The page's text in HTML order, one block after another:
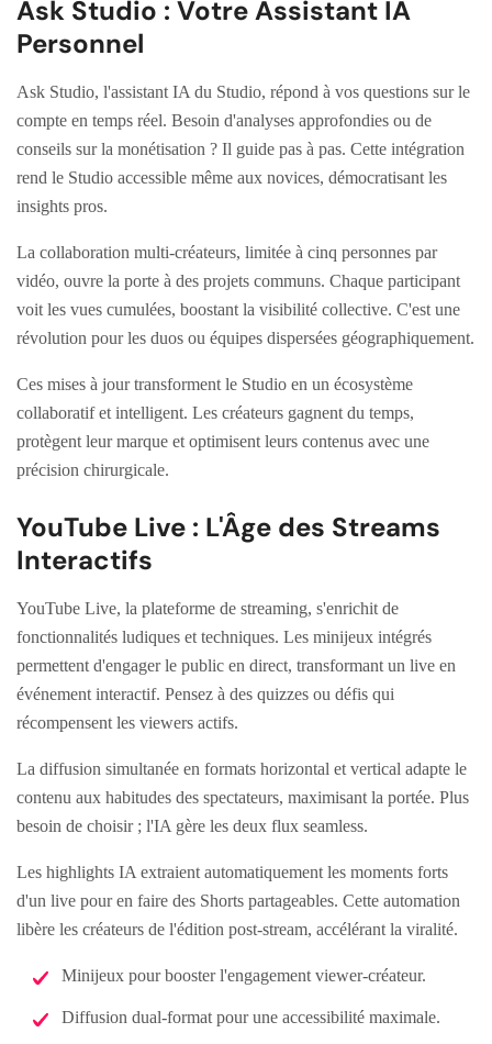
Ask Studio : Votre Assistant IA
Personnel
Ask Studio, l'assistant IA du Studio, répond à vos questions sur le
compte en temps réel. Besoin d'analyses approfondies ou de
conseils sur la monétisation ? Il guide pas à pas. Cette intégration
rend le Studio accessible même aux novices, démocratisant les
insights pros.
La collaboration multi-créateurs, limitée à cinq personnes par
vidéo, ouvre la porte à des projets communs. Chaque participant
voit les vues cumulées, boostant la visibilité collective. C'est une
révolution pour les duos ou équipes dispersées géographiquement.
Ces mises à jour transforment le Studio en un écosystème
collaboratif et intelligent. Les créateurs gagnent du temps,
protègent leur marque et optimisent leurs contenus avec une
précision chirurgicale.
YouTube Live : L'Âge des Streams
Interactifs
YouTube Live, la plateforme de streaming, s'enrichit de
fonctionnalités ludiques et techniques. Les minijeux intégrés
permettent d'engager le public en direct, transformant un live en
événement interactif. Pensez à des quizzes ou défis qui
récompensent les viewers actifs.
La diffusion simultanée en formats horizontal et vertical adapte le
contenu aux habitudes des spectateurs, maximisant la portée. Plus
besoin de choisir ; l'IA gère les deux flux seamless.
Les highlights IA extraient automatiquement les moments forts
d'un live pour en faire des Shorts partageables. Cette automation
libère les créateurs de l'édition post-stream, accélérant la viralité.
Minijeux pour booster l'engagement viewer-créateur.
Diffusion dual-format pour une accessibilité maximale.